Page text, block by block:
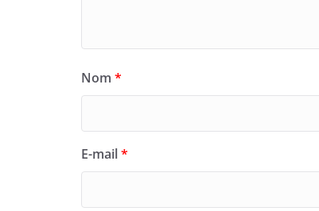
Nom *
E-mail*